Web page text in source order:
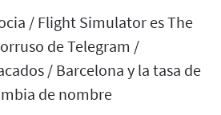
/ Flight Simulator es The
de Telegram /
/ Barcelona y la tasa de
de nombre